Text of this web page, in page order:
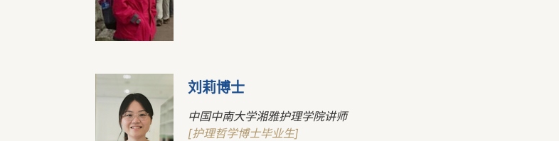
刘莉博士
中国中南大学湘雅护理学院讲师
[护理哲学博士毕业生]